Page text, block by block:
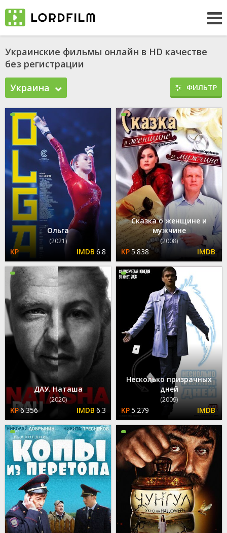
Украинские фильмы онлайн в HD качестве
без регистрации
Украина
ФИЛЬТР
Ольга
(2021)
6.8
Сказка о женщине и
мужчине
(2008)
5.838
ДАУ. Наташа
(2020)
6.356 6.3
Несколько призрачных
дней
(2009)
5.279